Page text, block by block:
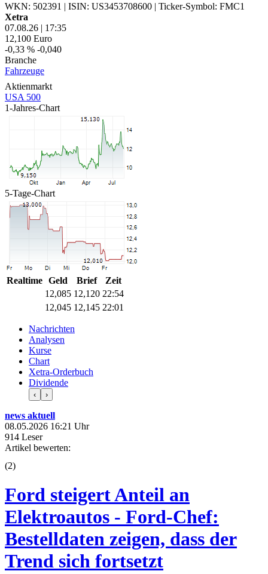
WKN: 502391 | ISIN: US3453708600 | Ticker-Symbol: FMC1
Xetra
07.08.26 | 17:35
12,100 Euro
-0,33 % -0,040
Branche
Fahrzeuge
Aktienmarkt
USA 500
1-Jahres-Chart
5-Tage-Chart
Realtime Geld Brief
Zeit
12,085 12,120 22:54
12,045 12,145 22:01
Nachrichten
Analysen
Kurse
Chart
Xetra-Orderbuch
Dividende
‹ ›
news aktuell
08.05.2026 16:21 Uhr
914 Leser
Artikel bewerten:
(2)
Ford steigert Anteil an
Elektroautos - Ford-Chef:
Bestelldaten zeigen, dass der
Trend sich fortsetzt